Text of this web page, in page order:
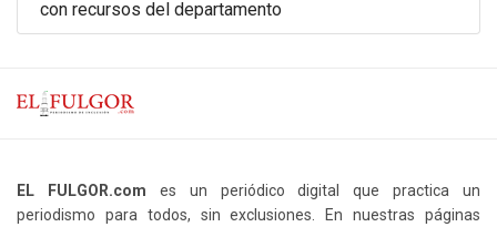
con recursos del departamento
EL FULGOR.com es un periódico digital que practica un
periodismo para todos, sin exclusiones. En nuestras páginas